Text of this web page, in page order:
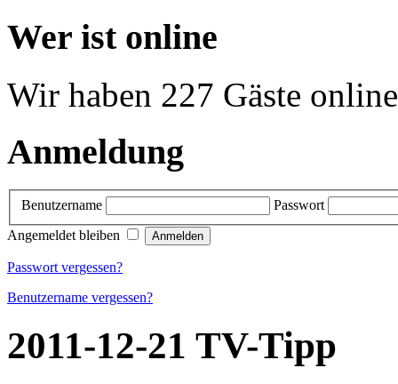
Wer ist online
Wir haben 227 Gäste online
Anmeldung
Benutzername
Passwort
Angemeldet bleiben
Passwort vergessen?
Benutzername vergessen?
2011-12-21 TV-Tipp